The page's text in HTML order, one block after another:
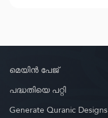
മെയിൻ പേജ്
പദ്ധതിയെ പറ്റി
Generate Quranic Designs